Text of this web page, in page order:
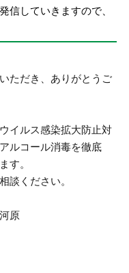
信していきますので、
ただき、ありがとうご
イルス感染拡大防止対
ルコール消毒を徹底
す。
談ください。
原